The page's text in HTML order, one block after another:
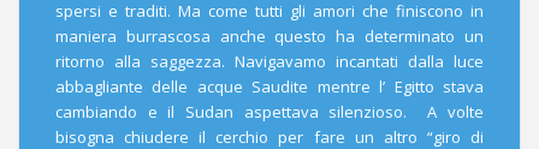
spersi e traditi. Ma come tutti gli amori che finiscono in
maniera burrascosa anche questo ha determinato un
ritorno alla saggezza. Navigavamo incantati dalla luce
abbagliante delle acque Saudite mentre l’ Egitto stava
cambiando e il Sudan aspettava silenzioso. A volte
bisogna chiudere il cerchio per fare un altro “giro di